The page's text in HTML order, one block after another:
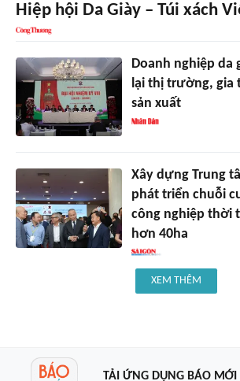
Hiệp hội Da Giày – Túi xách
Doanh nghiệp da
lại thị trường, gia
sản xuất
Xây dựng Trung
phát triển chuỗi
công nghiệp thời
hơn 40ha
XEM THÊM
TẢI ỨNG DỤNG BÁO MỚI